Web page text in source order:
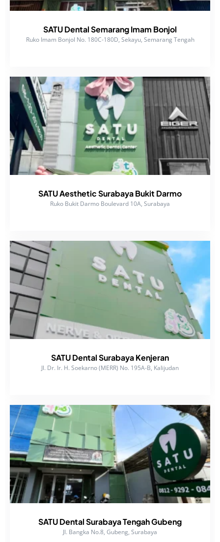
SATU Dental Semarang Imam Bonjol
Ruko Imam Bonjol No. 180C-180D, Sekayu, Semarang Tengah
SATU Aesthetic Surabaya Bukit Darmo
Ruko Bukit Darmo Boulevard 10A, Surabaya
SATU Dental Surabaya Kenjeran
Jl. Dr. Ir. H. Soekarno (MERR) No. 195A-B, Kalijudan
SATU Dental Surabaya Tengah Gubeng
Jl. Bangka No.8, Gubeng, Surabaya